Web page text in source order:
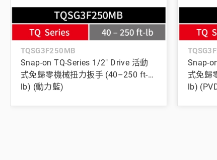
TQSG3F250MB
Snap-on TQ-Series 1/2" Drive 活動
式免歸零機械扭力扳手 (40–250 ft-
lb) (動力藍)
Snap-
式免歸
lb)